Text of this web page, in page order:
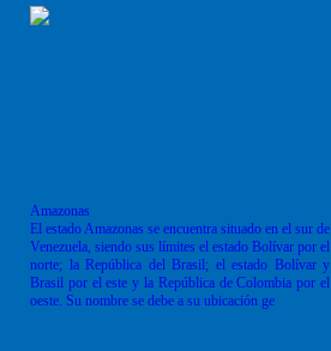
Amazonas
El estado Amazonas se encuentra situado en el sur de
Venezuela, siendo sus límites el estado Bolívar por el
norte; la República del Brasil; el estado Bolívar y
Brasil por el este y la República de Colombia por el
oeste. Su nombre se debe a su ubicación ge